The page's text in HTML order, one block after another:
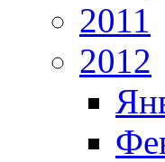
2011
2012